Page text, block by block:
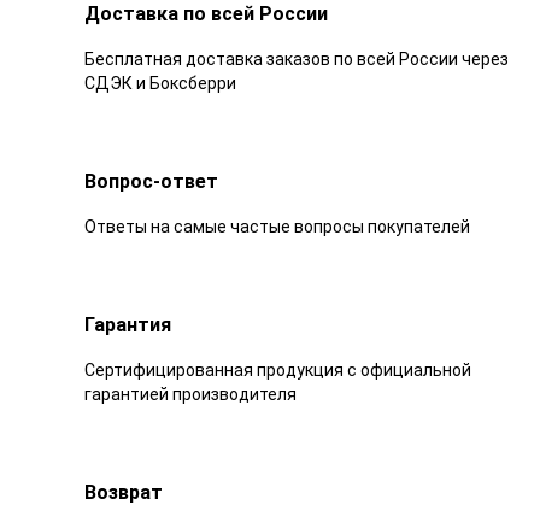
Доставка по всей России
Бесплатная доставка заказов по всей России через
СДЭК и Боксберри
Вопрос-ответ
Ответы на самые частые вопросы покупателей
Гарантия
Сертифицированная продукция с официальной
гарантией производителя
Возврат